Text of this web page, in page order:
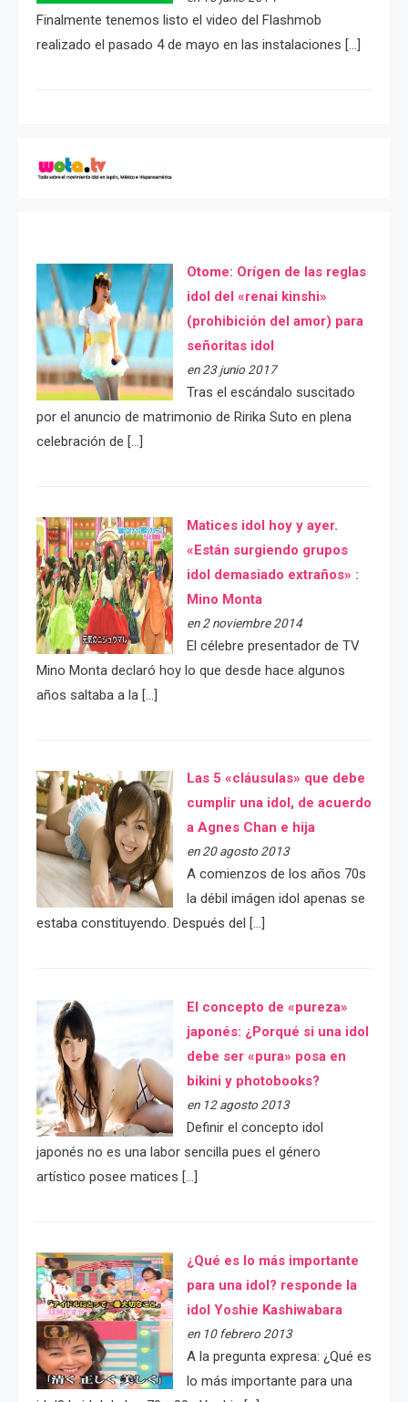
Finalmente tenemos listo el video del Flashmob
realizado el pasado 4 de mayo en las instalaciones […]
Otome: Orígen de las reglas
idol del «renai kinshi»
(prohibición del amor) para
señoritas idol
en 23 junio 2017
Tras el escándalo suscitado
por el anuncio de matrimonio de Ririka Suto en plena
celebración de […]
Matices idol hoy y ayer.
«Están surgiendo grupos
idol demasiado extraños» :
Mino Monta
en 2 noviembre 2014
El célebre presentador de TV
Mino Monta declaró hoy lo que desde hace algunos
años saltaba a la […]
Las 5 «cláusulas» que debe
cumplir una idol, de acuerdo
a Agnes Chan e hija
en 20 agosto 2013
A comienzos de los años 70s
la débil imágen idol apenas se
estaba constituyendo. Después del […]
El concepto de «pureza»
japonés: ¿Porqué si una idol
debe ser «pura» posa en
bikini y photobooks?
en 12 agosto 2013
Definir el concepto idol
japonés no es una labor sencilla pues el género
artístico posee matices […]
¿Qué es lo más importante
para una idol? responde la
idol Yoshie Kashiwabara
en 10 febrero 2013
A la pregunta expresa: ¿Qué es
lo más importante para una